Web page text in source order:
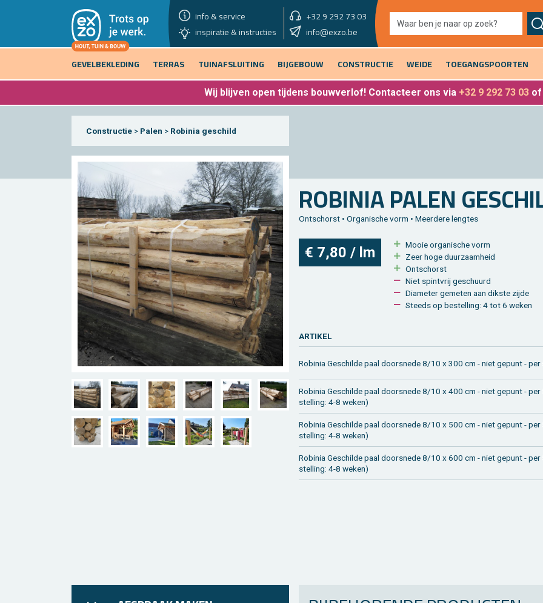
info & service +32 9 292 73 03
showroom vandaag
inspiratie & instructies
info@exzo.be 9u - 12u30 & 13u30 - 17u
GEVELBEKLEDING
TERRAS TUINAFSLUITING BIJGEBOUW CONSTRUCTIE WEIDE TOEGANGSPOORTEN
Wij blijven open tijdens bouwverlof! Contacteer ons via +32 9 292 73 03 of
Constructie > Palen > Robinia geschild
RO­BI­NIA PALEN
Ont­schorst • Or­ga­ni­sche vorm • Meer­de­re leng­tes
€ 7,80 / lm
Mooie or­ga­ni­sche vorm
Zeer hoge duur­zaam­heid
Ont­schorst
Niet spint­vrij ge­schuurd
Dia­me­ter ge­me­ten aan dik­s­te zijde
Steeds op be­stel­ling: 4 tot 6 weken
AR­TI­KEL
Ro­bi­nia Ge­schil­de paal door­sne­de 8/10 x 300 cm - niet ge­punt - per
Ro­bi­nia Ge­schil­de paal door­sne­de 8/10 x 400 cm - niet ge­punt -
stel­ling: 4-8 weken)
Ro­bi­nia Ge­schil­de paal door­sne­de 8/10 x 500 cm - niet ge­punt -
stel­ling: 4-8 weken)
Ro­bi­nia Ge­schil­de paal door­sne­de 8/10 x 600 cm - niet ge­punt -
stel­ling: 4-8 weken)